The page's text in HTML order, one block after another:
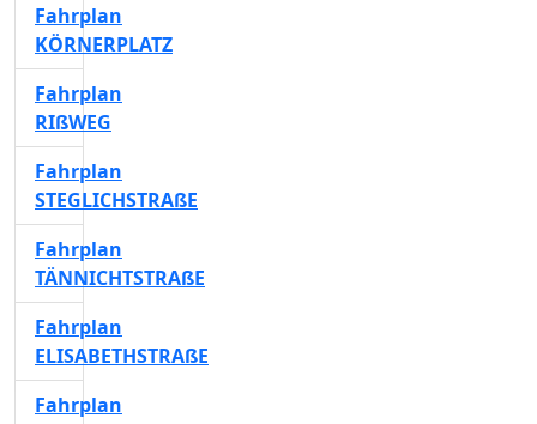
Fahrplan
KÖRNERPLATZ
Fahrplan
RIßWEG
Fahrplan
STEGLICHSTRAßE
Fahrplan
TÄNNICHTSTRAßE
Fahrplan
ELISABETHSTRAßE
Fahrplan